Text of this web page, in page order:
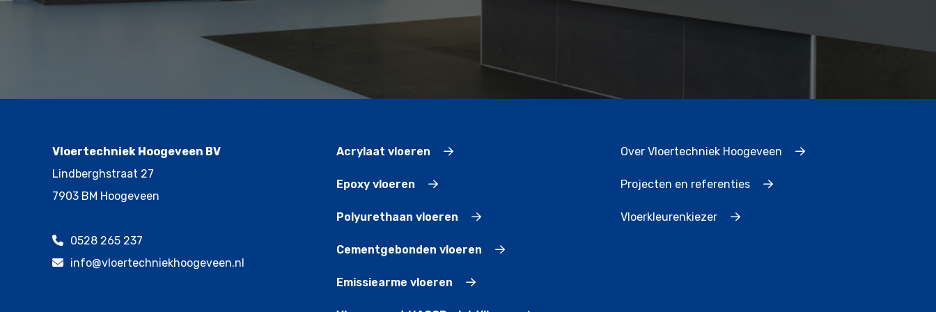
Vloertechniek Hoogeveen BV
Lindberghstraat 27
7903 BM Hoogeveen
0528 265 237
info@vloertechniekhoogeveen.nl
Acrylaat vloeren
Epoxy vloeren
Polyurethaan vloeren
Cementgebonden vloeren
Emissiearme vloeren
Over Vloertechniek Hoogeveen
Projecten en referenties
Vloerkleurenkiezer